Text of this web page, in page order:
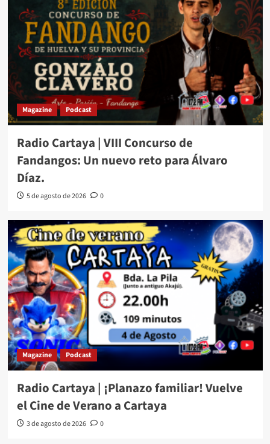
Magazine Podcast
Radio Cartaya | VIII Concurso de
Fandangos: Un nuevo reto para Álvaro
Díaz.
5 de agosto de 2026 0
Magazine Podcast
Radio Cartaya | ¡Planazo familiar! Vuelve
el Cine de Verano a Cartaya
3 de agosto de 2026 0